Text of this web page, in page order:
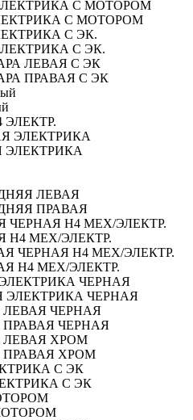
С МОТОРОМ
С МОТОРОМ
С ЭК.
С ЭК.
ЛЕВАЯ С ЭК
ПРАВАЯ С ЭК
ЭЛЕКТР.
ЭЛЕКТРИКА
ЭЛЕКТРИКА
ЛЕВАЯ
ПРАВАЯ
ЧЕРНАЯ Н4 МЕХ/ЭЛЕКТР.
Н4 МЕХ/ЭЛЕКТР.
ЧЕРНАЯ Н4 МЕХ/ЭЛЕКТР.
Н4 МЕХ/ЭЛЕКТР.
ЭЛЕКТРИКА ЧЕРНАЯ
ЭЛЕКТРИКА ЧЕРНАЯ
ЛЕВАЯ ЧЕРНАЯ
ПРАВАЯ ЧЕРНАЯ
ЛЕВАЯ ХРОМ
ПРАВАЯ ХРОМ
С ЭК
С ЭК